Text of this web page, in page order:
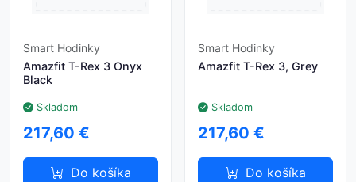
Smart Hodinky
Amazfit T-Rex 3 Onyx
Black
Skladom
217,60 €
Do košíka
Smart Hodinky
Amazfit T-Rex 3, Grey
Skladom
217,60 €
Do košíka